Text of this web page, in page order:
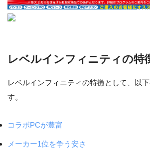
レベルインフィニティの特
レベルインフィニティの特徴として、以
す。
コラボPCが豊富
メーカー1位を争う安さ